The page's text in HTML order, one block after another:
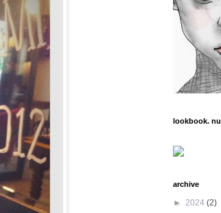
lookbook. nu
archive
► 2024 (2)